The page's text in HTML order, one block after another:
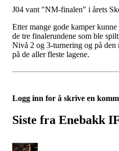
J04 vant "NM-finalen" i årets
Etter mange gode kamper
de tre finalerundene som ble
Nivå 2 og 3-turnering og på den
på de aller fleste lagene.
Logg inn for å skrive en
Siste fra Enebakk